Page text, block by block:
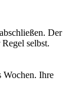
Der
selbst.
Wochen. Ihre